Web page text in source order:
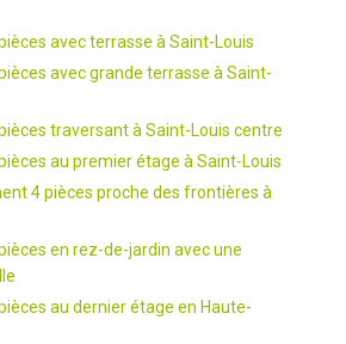
avec terrasse à Saint-Louis
avec grande terrasse à Saint-
traversant à Saint-Louis centre
au premier étage à Saint-Louis
4 pièces proche des frontières à
en rez-de-jardin avec une
au dernier étage en Haute-